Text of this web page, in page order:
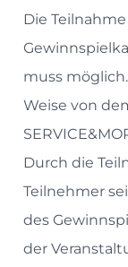
Die
muss
Weise von
Durch die
Teilnehmer
des
der